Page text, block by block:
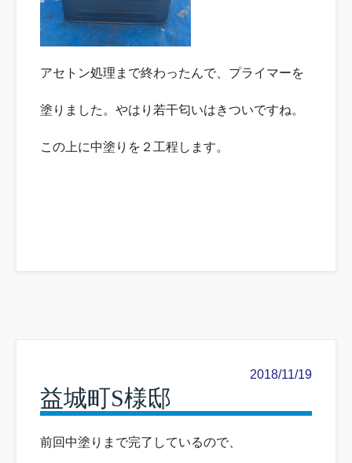
アセトン処理まで終わったんで、プライマーを
塗りました。やはり若干匂いはきついですね。
この上に中塗りを２工程します。
2018/11/19
益城町S様邸
前回中塗りまで完了しているので、